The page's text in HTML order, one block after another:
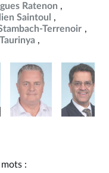
Ratenon
Saintoul
Terrenoir
mots :